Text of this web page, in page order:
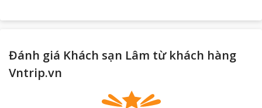
Đánh giá Khách sạn Lâm từ khách hàng
Vntrip.vn